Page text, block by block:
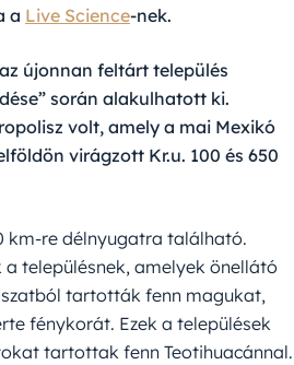
a Live Science-nek.
újonnan feltárt település
során alakulhatott ki.
volt, amely a mai Mexikó
virágzott Kr.u. 100 és 650
km-re délnyugatra található.
településnek, amelyek önellátó
tartották fenn magukat,
fénykorát. Ezek a települések
tartottak fenn Teotihuacánnal.